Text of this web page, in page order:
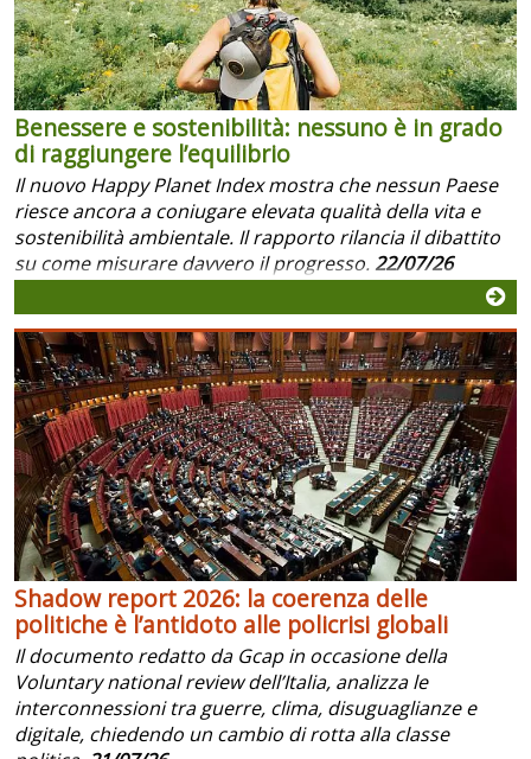
Benessere e sostenibilità: nessuno è in grado
di raggiungere l’equilibrio
Il nuovo Happy Planet Index mostra che nessun Paese
riesce ancora a coniugare elevata qualità della vita e
sostenibilità ambientale. Il rapporto rilancia il dibattito
su come misurare davvero il progresso.22/07/26
Shadow report 2026: la coerenza delle
politiche è l’antidoto alle policrisi globali
Il documento redatto da Gcap in occasione della
Voluntary national review dell’Italia, analizza le
interconnessioni tra guerre, clima, disuguaglianze e
digitale, chiedendo un cambio di rotta alla classe